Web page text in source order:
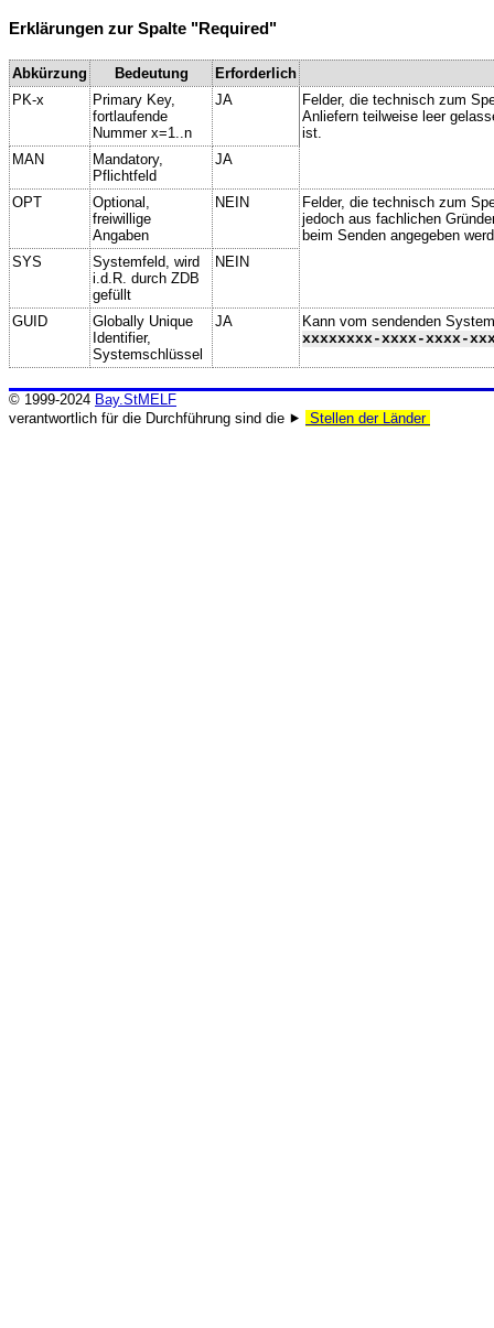
Erklärungen zur Spalte "Required"
Abkürzung Bedeutung
Erforderlich
PK-x
Primary Key,
fortlaufende
Nummer x=1..n
JA
Felder, die technisch zum
Anliefern teilweise leer
ist.
MAN
Mandatory,
Pflichtfeld
JA
OPT
Optional,
freiwillige
Angaben
NEIN
Felder, die technisch zum
jedoch aus fachlichen
beim Senden angegeben
SYS
Systemfeld, wird
i.d.R. durch ZDB
gefüllt
NEIN
GUID
Globally Unique
Identifier,
Systemschlüssel
JA
Kann vom sendenden
xxxxxxxx-xxxx-xxxx-
© 1999-2024 Bay.StMELF
verantwortlich für die Durchführung sind die ⯈
Stellen der Länder